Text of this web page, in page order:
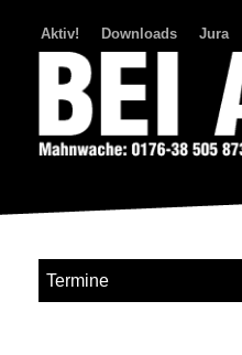
Aktiv! Downloads Jura
Termine